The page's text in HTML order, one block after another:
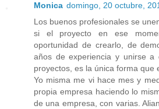
Monica domingo, 20 octubre,
Los buenos profesionales se
si el proyecto en ese
oportunidad de crearlo, de
años de experiencia y unirse a
proyectos, es la única forma que
Yo misma me vi hace mes y
propia empresa haciendo lo
de una empresa, con varias.